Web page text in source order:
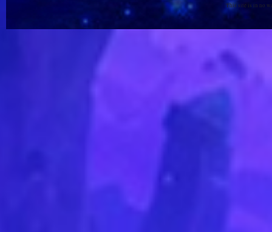
This site is in no